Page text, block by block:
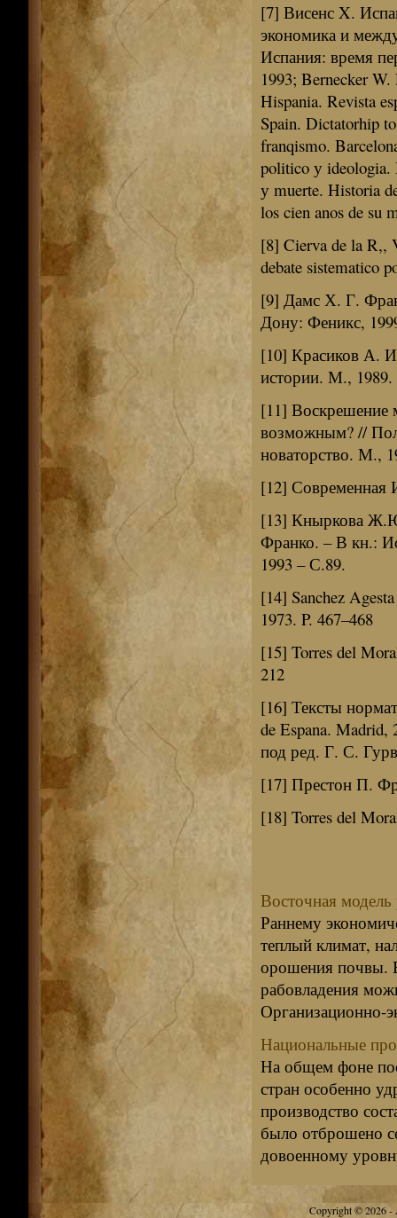
[7] Висенс X.
экономика и
Испания: время
1993; Bernecker
Hispania. Revista
Spain. Dictatorhip
franqismo.
politico у ideologia.
у muerte. Historia
los cien anos de su
[8] Cierva de la R,,
debate sistematico
[9] Дамс Х. Г.
Дону: Феникс,
[10] Красиков А.
истории. М.,
[11] Воскрешение
возможным? //
новаторство. М.,
[12] Современная
[13] Кныркова
Франко. – В кн.:
1993 – С.89.
[14] Sanchez
1973. P. 467–468
[15] Torres del
212
[16] Тексты
de Espana.
под ред. Г. С.
[17] Престон П.
[18] Torres del
Восточная модель
Раннему
теплый климат,
орошения почвы.
рабовладения
Организационно-
Национальные
На общем фоне
стран особенно
производство
было отброшено
довоенному
Copyright © 2026 -